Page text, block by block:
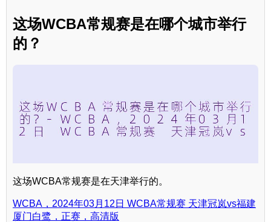
这场WCBA常规赛是在哪个城市举行
的？
这场WCBA常规赛是在天津举行的。
WCBA，2024年03月12日 WCBA常规赛 天津冠岚vs福建
厦门白鹭，正赛，高清版